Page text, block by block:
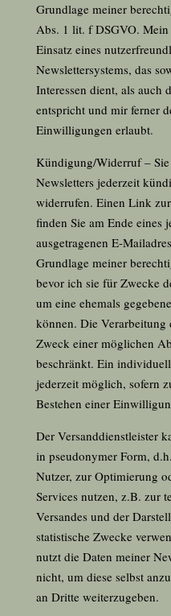
Grundlage meiner
Abs. 1 lit. f DSGVO. Mein
Einsatz eines
Newslettersystems, das
Interessen dient, als auch
entspricht und mir ferner
Einwilligungen erlaubt.
Kündigung/Widerruf –
Newsletters jederzeit
widerrufen. Einen Link
finden Sie am Ende eines
ausgetragenen E-
Grundlage meiner
bevor ich sie für Zwecke
um eine ehemals
können. Die Verarbeitung
Zweck einer möglichen
beschränkt. Ein
jederzeit möglich, sofern
Bestehen einer
Der Versanddienstleister
in pseudonymer Form,
Nutzer, zur Optimierung
Services nutzen, z.B. zur
Versandes und der
statistische Zwecke
nutzt die Daten meiner
nicht, um diese selbst
an Dritte weiterzugeben.